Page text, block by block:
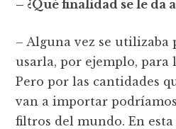
– ¿Qué finalidad se le da
– Alguna vez se
usarla, por ejemplo, para
Pero por las cantidades
van a importar
filtros del mundo. En